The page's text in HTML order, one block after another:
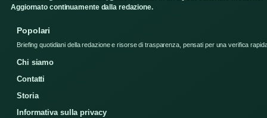
Aggiornato continuamente dalla redazione.
Popolari
Briefing quotidiani della redazione e risorse di trasparenza, pensati per una verifica
Chi siamo
Contatti
Storia
Informativa sulla privacy